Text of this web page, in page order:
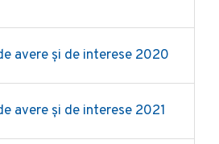
avere și de interese 2020
avere și de interese 2021